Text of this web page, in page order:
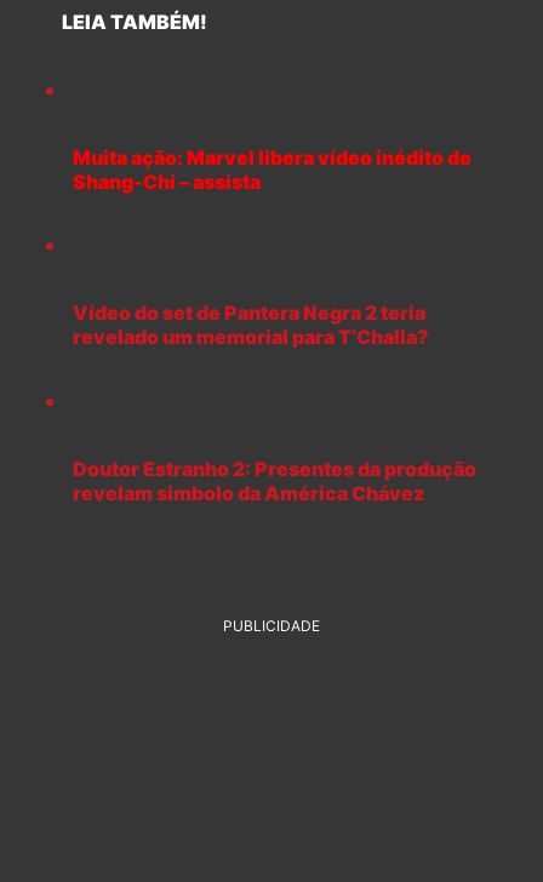
LEIA TAMBÉM!
Muita ação: Marvel libera vídeo inédito de
Shang-Chi – assista
Vídeo do set de Pantera Negra 2 teria
revelado um memorial para T’Challa?
Doutor Estranho 2: Presentes da produção
revelam simbolo da América Chávez
PUBLICIDADE